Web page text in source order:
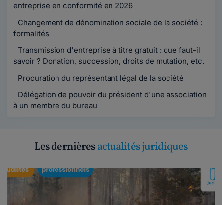
entreprise en conformité en 2026
Changement de dénomination sociale de la société :
formalités
Transmission d'entreprise à titre gratuit : que faut-il
savoir ? Donation, succession, droits de mutation, etc.
Procuration du représentant légal de la société
Délégation de pouvoir du président d'une association
à un membre du bureau
Les dernièresactualités juridiques